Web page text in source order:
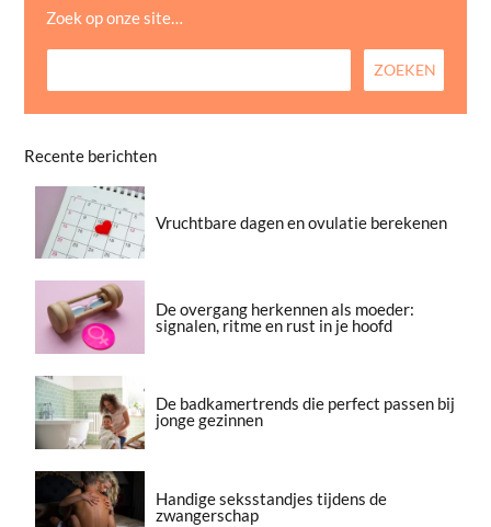
Zoek op onze site…
Recente berichten
Vruchtbare dagen en ovulatie berekenen
De overgang herkennen als moeder:
signalen, ritme en rust in je hoofd
De badkamertrends die perfect passen bij
jonge gezinnen
Handige seksstandjes tijdens de
zwangerschap